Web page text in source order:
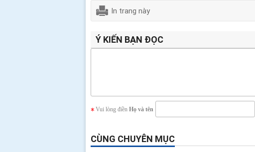
In trang này
Ý KIẾN BẠN ĐỌC
Vui lòng điền Họ và tên
CÙNG CHUYÊN MỤC